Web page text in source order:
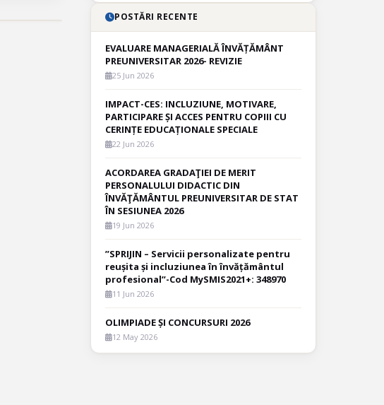
POSTĂRI RECENTE
EVALUARE MANAGERIALĂ ÎNVĂȚĂMÂNT
PREUNIVERSITAR 2026- REVIZIE
25 Jun 2026
IMPACT-CES: INCLUZIUNE, MOTIVARE,
PARTICIPARE ȘI ACCES PENTRU COPIII CU
CERINȚE EDUCAȚIONALE SPECIALE
22 Jun 2026
ACORDAREA GRADAŢIEI DE MERIT
PERSONALULUI DIDACTIC DIN
ÎNVĂŢĂMÂNTUL PREUNIVERSITAR DE STAT
ÎN SESIUNEA 2026
19 Jun 2026
”SPRIJIN – Servicii personalizate pentru
reușita și incluziunea în învățământul
profesional”-Cod MySMIS2021+: 348970
11 Jun 2026
OLIMPIADE ȘI CONCURSURI 2026
12 May 2026